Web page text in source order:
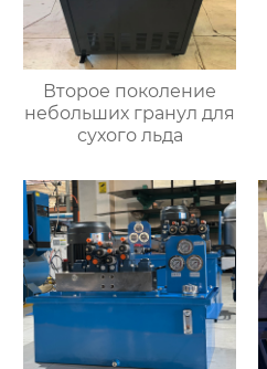
Второе поколение
небольших гранул для
сухого льда